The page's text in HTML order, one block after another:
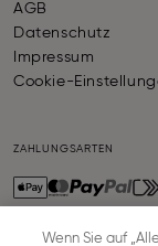
AGB
Datenschutz
Impressum
Cookie-
ZAHLUNGSARTEN
Wenn Sie auf